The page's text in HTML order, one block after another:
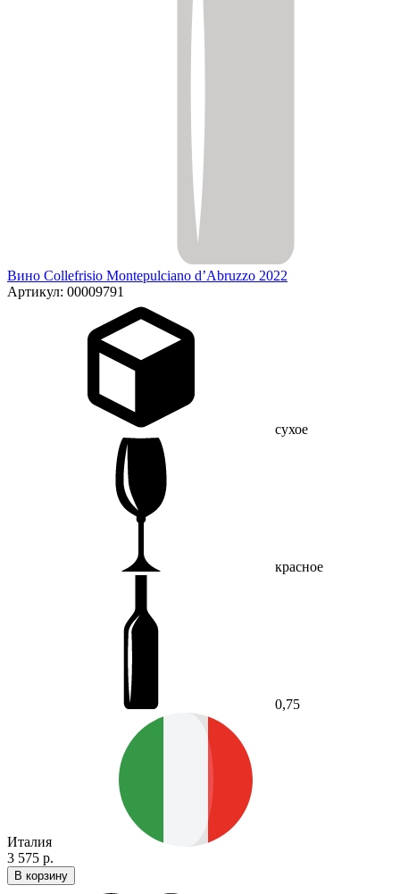
Вино Collefrisio Montepulciano d’Abruzzo 2022
Артикул: 00009791
сухое
красное
0,75
Италия
3 575 р.
В корзину